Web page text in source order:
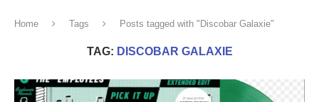
Home Tags Posts tagged with "Discobar Galaxie"
TAG: DISCOBAR GALAXIE